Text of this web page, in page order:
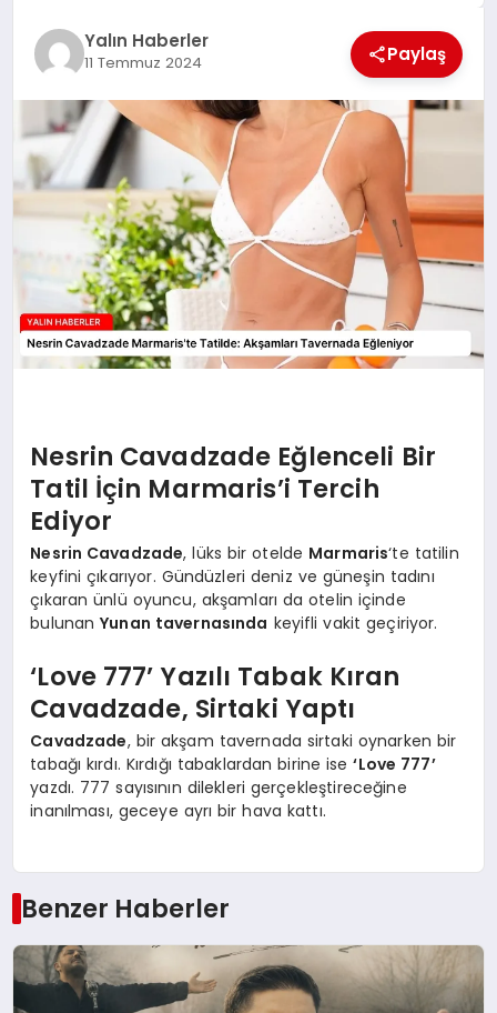
TEKNOLOJİ
MAGAZİN
SAĞLIK
Yalın Haberler
11 Temmuz 2024 Paylaş
Nesrin Cavadzade Eğlenceli Bir
Tatil İçin Marmaris’i Tercih
Ediyor
Nesrin Cavadzade, lüks bir otelde Marmaris‘te tatilin
keyfini çıkarıyor. Gündüzleri deniz ve güneşin tadını
çıkaran ünlü oyuncu, akşamları da otelin içinde
bulunanYunan tavernasında keyifli vakit geçiriyor.
‘Love 777’ Yazılı Tabak Kıran
Cavadzade, Sirtaki Yaptı
Cavadzade, bir akşam tavernada sirtaki oynarken bir
tabağı kırdı. Kırdığı tabaklardan birine ise‘Love 777’
yazdı. 777 sayısının dilekleri gerçekleştireceğine
inanılması, geceye ayrı bir hava kattı.
Benzer Haberler